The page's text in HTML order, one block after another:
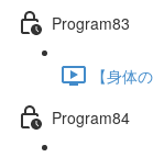
Program83
【身体
Program84